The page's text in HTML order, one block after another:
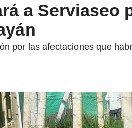
a Serviaseo
por las afectaciones que